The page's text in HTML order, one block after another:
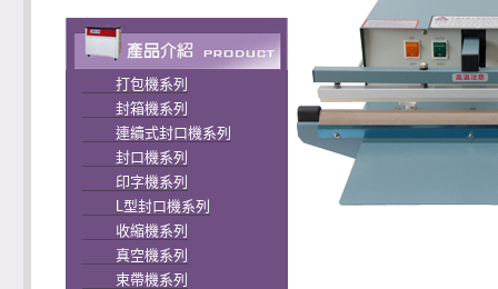
打包機系列
封箱機系列
連續式封口機系列
封口機系列
印字機系列
L型封口機系列
收縮機系列
真空機系列
束帶機系列